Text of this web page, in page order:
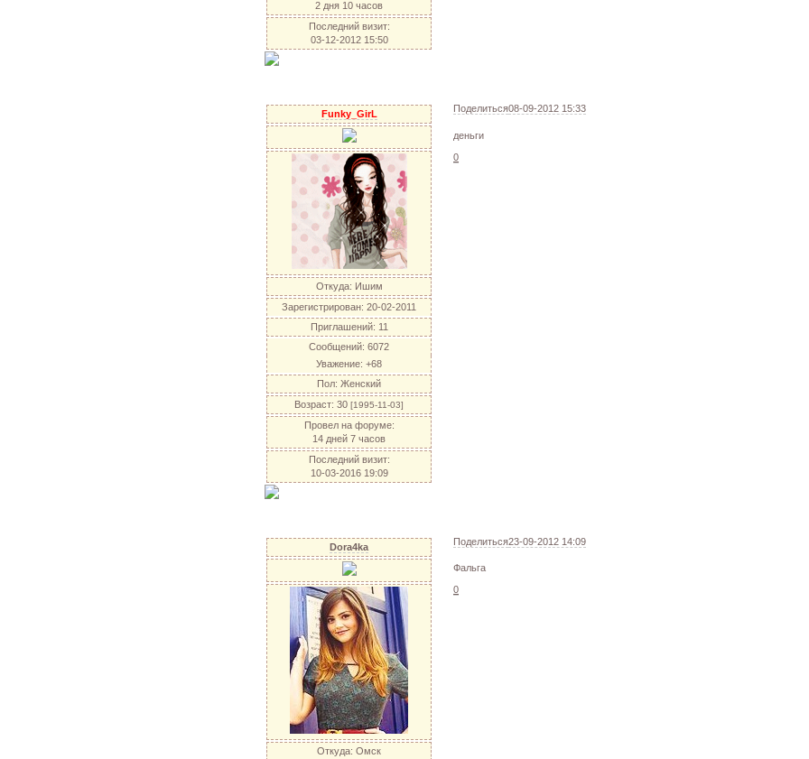
2 дня 10 часов
Последний визит:
03-12-2012 15:50
Поделиться08-09-2012 15:33
Funky_GirL
Откуда: Ишим
Зарегистрирован: 20-02-2011
Приглашений: 11
Сообщений: 6072
Уважение: +68
Пол: Женский
Возраст: 30 [1995-11-03]
Провел на форуме:
14 дней 7 часов
Последний визит:
10-03-2016 19:09
деньги
0
Поделиться23-09-2012 14:09
Dora4ka
Откуда: Омск
Фальга
0